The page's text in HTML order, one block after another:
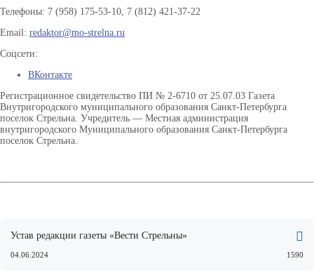
Телефоны: 7 (958) 175-53-10, 7 (812) 421-37-22
Email: redaktor@mo-strelna.ru
Соцсети:
ВКонтакте
Регистрационное свидетельство ПИ № 2-6710 от 25.07.03 Газета
Внутригородского муниципального образования Санкт-Петербурга
поселок Стрельна. Учредитель — Местная администрация
внутригородского Муниципального образования Санкт-Петербурга
поселок Стрельна.
Устав редакции газеты «Вести Стрельны»
04.06.2024 1590